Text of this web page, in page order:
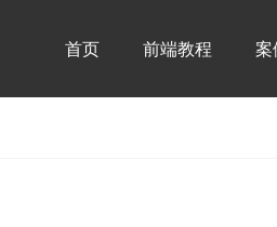
首页 前端教程 案